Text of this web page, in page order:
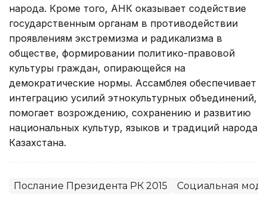
народа. Кроме того, АНК оказывает содействие
государственным органам в противодействии
проявлениям экстремизма и радикализма в
обществе, формировании политико-правовой
культуры граждан, опирающейся на
демократические нормы. Ассамблея обеспечивает
интеграцию усилий этнокультурных объединений,
помогает возрождению, сохранению и развитию
национальных культур, языков и традиций народа
Казахстана.
Послание Президента РК 2015 Социальная